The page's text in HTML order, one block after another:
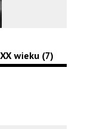
wieku (7)